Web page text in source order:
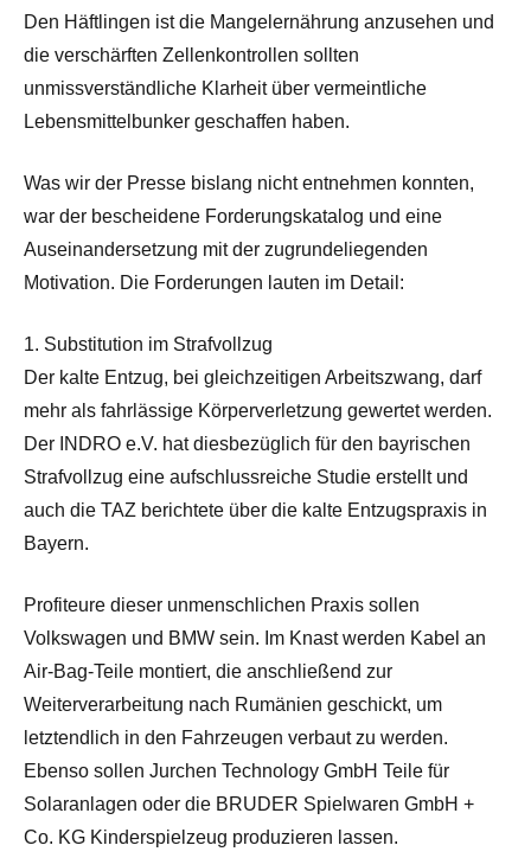
Den Häftlingen ist die Mangelernährung anzusehen und
die verschärften Zellenkontrollen sollten
unmissverständliche Klarheit über vermeintliche
Lebensmittelbunker geschaffen haben.
Was wir der Presse bislang nicht entnehmen konnten,
war der bescheidene Forderungskatalog und eine
Auseinandersetzung mit der zugrundeliegenden
Motivation. Die Forderungen lauten im Detail:
1. Substitution im Strafvollzug
Der kalte Entzug, bei gleichzeitigen Arbeitszwang, darf
mehr als fahrlässige Körperverletzung gewertet werden.
Der INDRO e.V. hat diesbezüglich für den bayrischen
Strafvollzug eine aufschlussreiche Studie erstellt und
auch die TAZ berichtete über die kalte Entzugspraxis in
Bayern.
Profiteure dieser unmenschlichen Praxis sollen
Volkswagen und BMW sein. Im Knast werden Kabel an
Air-Bag-Teile montiert, die anschließend zur
Weiterverarbeitung nach Rumänien geschickt, um
letztendlich in den Fahrzeugen verbaut zu werden.
Ebenso sollen Jurchen Technology GmbH Teile für
Solaranlagen oder die BRUDER Spielwaren GmbH +
Co. KG Kinderspielzeug produzieren lassen.